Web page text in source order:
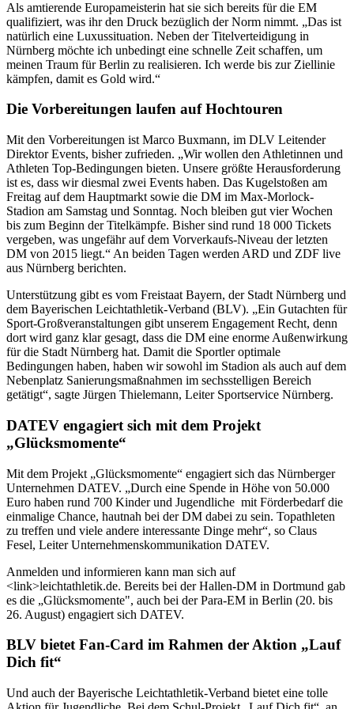
Als amtierende Europameisterin hat sie sich bereits für die EM
qualifiziert, was ihr den Druck bezüglich der Norm nimmt. „Das ist
natürlich eine Luxussituation. Neben der Titelverteidigung in
Nürnberg möchte ich unbedingt eine schnelle Zeit schaffen, um
meinen Traum für Berlin zu realisieren. Ich werde bis zur Ziellinie
kämpfen, damit es Gold wird.“
Die Vorbereitungen laufen auf Hochtouren
Mit den Vorbereitungen ist Marco Buxmann, im DLV Leitender
Direktor Events, bisher zufrieden. „Wir wollen den Athletinnen und
Athleten Top-Bedingungen bieten. Unsere größte Herausforderung
ist es, dass wir diesmal zwei Events haben. Das Kugelstoßen am
Freitag auf dem Hauptmarkt sowie die DM im Max-Morlock-
Stadion am Samstag und Sonntag. Noch bleiben gut vier Wochen
bis zum Beginn der Titelkämpfe. Bisher sind rund 18 000 Tickets
vergeben, was ungefähr auf dem Vorverkaufs-Niveau der letzten
DM von 2015 liegt.“ An beiden Tagen werden ARD und ZDF live
aus Nürnberg berichten.
Unterstützung gibt es vom Freistaat Bayern, der Stadt Nürnberg und
dem Bayerischen Leichtathletik-Verband (BLV). „Ein Gutachten für
Sport-Großveranstaltungen gibt unserem Engagement Recht, denn
dort wird ganz klar gesagt, dass die DM eine enorme Außenwirkung
für die Stadt Nürnberg hat. Damit die Sportler optimale
Bedingungen haben, haben wir sowohl im Stadion als auch auf dem
Nebenplatz Sanierungsmaßnahmen im sechsstelligen Bereich
getätigt“, sagte Jürgen Thielemann, Leiter Sportservice Nürnberg.
DATEV engagiert sich mit dem Projekt
„Glücksmomente“
Mit dem Projekt „Glücksmomente“ engagiert sich das Nürnberger
Unternehmen DATEV. „Durch eine Spende in Höhe von 50.000
Euro haben rund 700 Kinder und Jugendliche mit Förderbedarf die
einmalige Chance, hautnah bei der DM dabei zu sein. Topathleten
zu treffen und viele andere interessante Dinge mehr“, so Claus
Fesel, Leiter Unternehmenskommunikation DATEV.
Anmelden und informieren kann man sich auf
<link>leichtathletik.de. Bereits bei der Hallen-DM in Dortmund gab
es die „Glücksmomente", auch bei der Para-EM in Berlin (20. bis
26. August) engagiert sich DATEV.
BLV bietet Fan-Card im Rahmen der Aktion „Lauf
Dich fit“
Und auch der Bayerische Leichtathletik-Verband bietet eine tolle